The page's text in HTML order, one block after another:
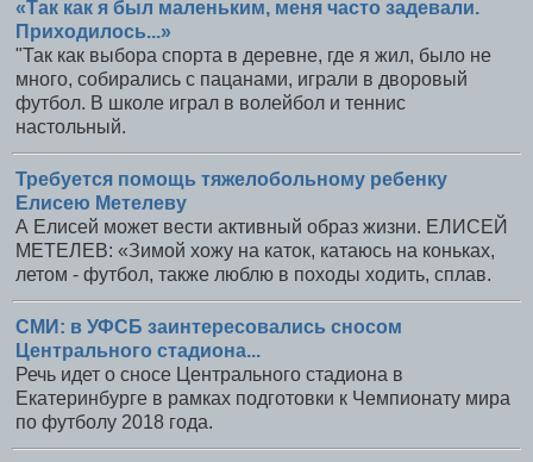
«Так как я был маленьким, меня часто задевали.
Приходилось...»
"Так как выбора спорта в деревне, где я жил, было не
много, собирались с пацанами, играли в дворовый
футбол. В школе играл в волейбол и теннис
настольный.
Требуется помощь тяжелобольному ребенку
Елисею Метелеву
А Елисей может вести активный образ жизни. ЕЛИСЕЙ
МЕТЕЛЕВ: «Зимой хожу на каток, катаюсь на коньках,
летом - футбол, также люблю в походы ходить, сплав.
СМИ: в УФСБ заинтересовались сносом
Центрального стадиона...
Речь идет о сносе Центрального стадиона в
Екатеринбурге в рамках подготовки к Чемпионату мира
по футболу 2018 года.